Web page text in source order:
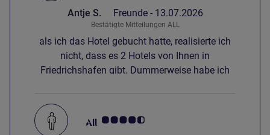
wo das übertragen hätte, kein CH-Sender
vorhanden).
Antje S. Freunde - 13.07.2026
Bestätigte Mitteilungen ALL
als ich das Hotel gebucht hatte, realisierte ich
nicht, dass es 2 Hotels von Ihnen in
Friedrichshafen gibt. Dummerweise habe ich
die Veranstaltung in der Kaserne ggü. IBIS
Style. Aber das Hote war zu meiner vollen
Note Kundenmeinungen 4.5/5